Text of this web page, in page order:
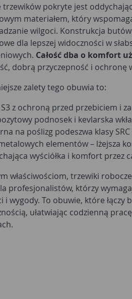
trzewików pokryte jest
materiałem, który
wilgoci. Konstrukcja
dla lepszej widoczności w
Całość dba o komfort
dobrą przyczepność i ochronę
zalety tego obuwia to:
S3 z ochroną przed przebiciem i
podnosek i kevlarska
na poślizg podeszwa klasy
elementów – lżejsza
wyściółka i komfort przez
właściwościom, trzewiki
profesjonalistów, którzy
i wygody. To obuwie, które łączy
ułatwiając codzienną